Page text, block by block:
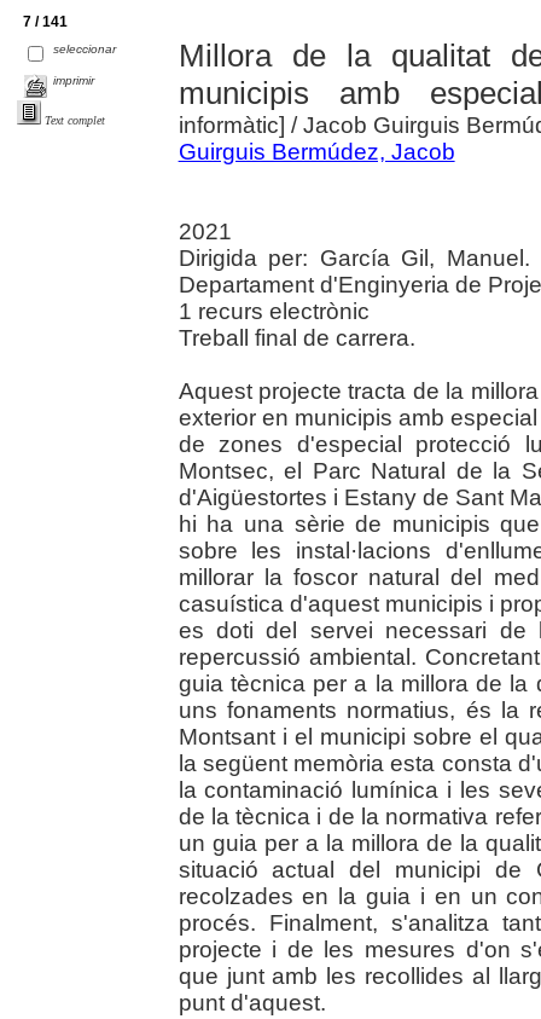
7 / 141
seleccionar
imprimir
Text complet
Millora de la qualitat
municipis amb
informàtic] / Jacob Guirguis
Guirguis Bermúdez, Jacob
2021
Dirigida per: García Gil,
Departament d'Enginyeria de
1 recurs electrònic
Treball final de carrera.
Aquest projecte tracta de la
exterior en municipis amb
de zones d'especial protecció
Montsec, el Parc Natural de la
d'Aigüestortes i Estany de Sant
hi ha una sèrie de municipis
sobre les instal·lacions
millorar la foscor natural del
casuística d'aquest municipis i
es doti del servei necessari de
repercussió ambiental.
guia tècnica per a la millora de la
uns fonaments normatius, és la
Montsant i el municipi sobre el
la següent memòria esta consta
la contaminació lumínica i les
de la tècnica i de la normativa
un guia per a la millora de la
situació actual del municipi de
recolzades en la guia i en un
procés. Finalment, s'analitza
projecte i de les mesures d'on
que junt amb les recollides al
punt d'aquest.